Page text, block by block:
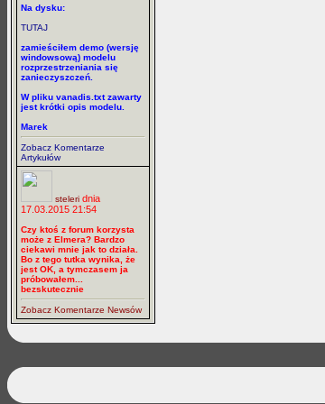
Na dysku:
TUTAJ
zamieściłem demo (wersję
windowsową) modelu
rozprzestrzeniania się
zanieczyszczeń.
W pliku vanadis.txt zawarty
jest krótki opis modelu.
Marek
Zobacz Komentarze
Artykułów
steleri dnia
17.03.2015 21:54
Czy ktoś z forum korzysta
może z Elmera? Bardzo
ciekawi mnie jak to działa.
Bo z tego tutka wynika, że
jest OK, a tymczasem ja
próbowałem...
bezskutecznie
Zobacz Komentarze Newsów